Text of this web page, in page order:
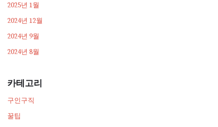
2025년 1월
2024년 12월
2024년 9월
2024년 8월
카테고리
구인구직
꿀팁